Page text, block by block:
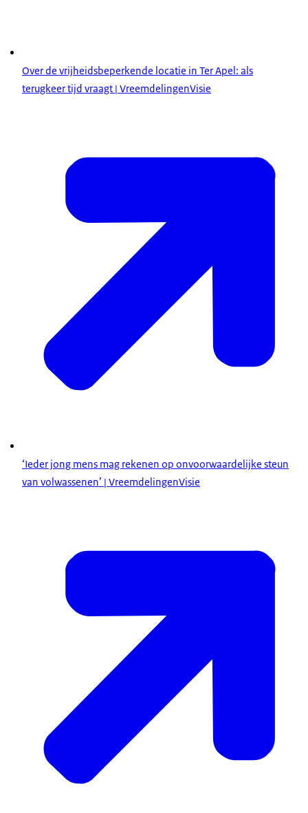
Over de vrijheidsbeperkende locatie in Ter Apel: als
terugkeer tijd vraagt | VreemdelingenVisie
‘Ieder jong mens mag rekenen op onvoorwaardelijke steun
van volwassenen’ | VreemdelingenVisie